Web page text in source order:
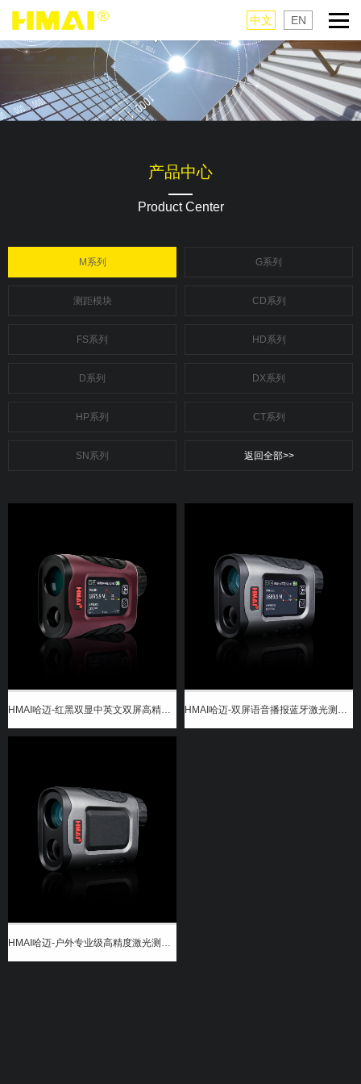
中文 EN
产品中心
Product Center
M系列 G系列
测距模块 CD系列
FS系列 HD系列
D系列 DX系列
HP系列 CT系列
SN系列 返回全部>>
HMAI哈迈-红黑双显中英文双屏高精度远距离测距仪 HMAI哈迈-双屏语音播报蓝牙激光测距仪
HMAI哈迈-户外专业级高精度激光测距测高仪